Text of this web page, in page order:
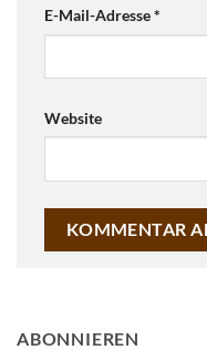
E-Mail-Adresse*
Website
ABONNIEREN